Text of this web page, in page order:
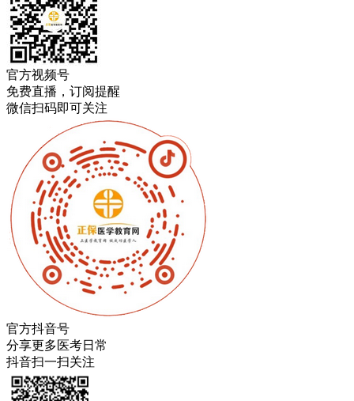
官方视频号
免费直播，订阅提醒
微信扫码即可关注
官方抖音号
分享更多医考日常
抖音扫一扫关注